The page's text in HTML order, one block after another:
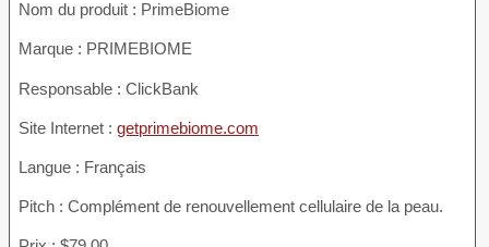
Nom du produit : PrimeBiome
Marque : PRIMEBIOME
Responsable : ClickBank
Site Internet : getprimebiome.com
Langue : Français
Pitch : Complément de renouvellement cellulaire de la peau.